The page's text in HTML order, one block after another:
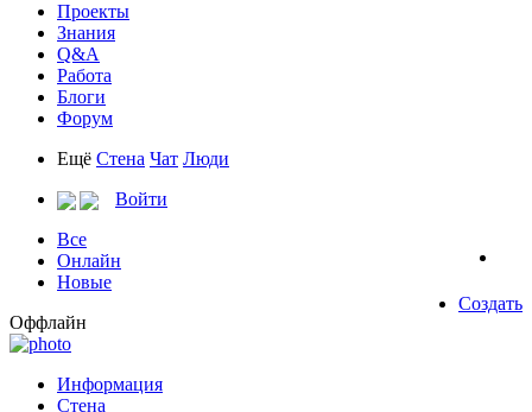
Проекты
Знания
Q&A
Работа
Блоги
Форум
Ещё Стена Чат Люди
Войти
Все
Онлайн
Новые
Создать
Оффлайн
Информация
Стена